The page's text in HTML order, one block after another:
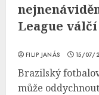
League
FILIP JANÁS 15/07/
Brazilský
může